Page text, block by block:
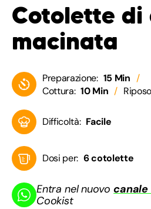
Cotolette di
macinata
Preparazione: 15 Min
Cottura: 10 Min
Difficoltà: Facile
Dosi per: 6 cotolette
Entra nel nuovo
Cookist